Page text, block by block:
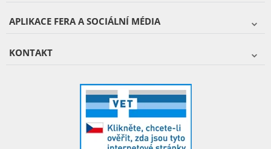
APLIKACE FERA A SOCIÁLNÍ MÉDIA
KONTAKT